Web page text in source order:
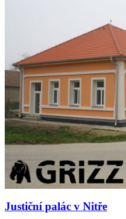
Justiční palác v Nitře